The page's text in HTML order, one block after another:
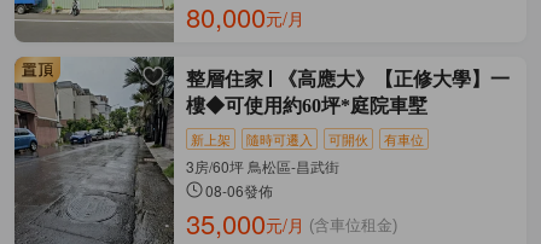
80,000元/月
整層住家
《高應大》【正修大學】一
樓◆可使用約60坪*庭院車墅
新上架 隨時可遷入 可開伙 有車位
3房/60坪 鳥松區-昌武街
08-06發佈
35,000元/月 (含車位租金)